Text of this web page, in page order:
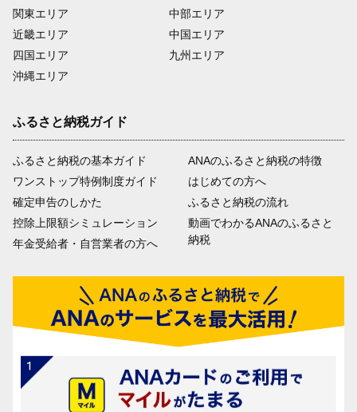
関東エリア
近畿エリア
四国エリア
沖縄エリア
中部エリア
中国エリア
九州エリア
ふるさと納税ガイド
ふるさと納税の基本ガイド
ワンストップ特例制度ガイド
確定申告のしかた
控除上限額シミュレーション
年金受給者・自営業者の方へ
ANAのふるさと納税の特徴
はじめての方へ
ふるさと納税の流れ
動画でわかるANAのふるさと
納税